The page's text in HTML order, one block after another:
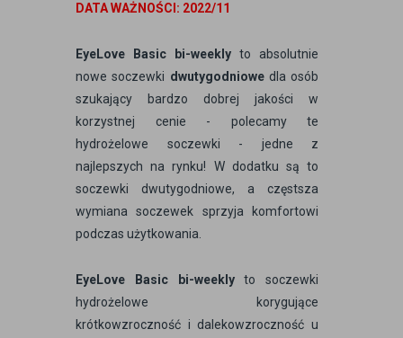
DATA WAŻNOŚCI: 2022/11
EyeLove Basic bi-weekly to absolutnie
nowe soczewki dwutygodniowe dla osób
szukający bardzo dobrej jakości w
korzystnej cenie - polecamy te
hydrożelowe soczewki - jedne z
najlepszych na rynku! W dodatku są to
soczewki dwutygodniowe, a częstsza
wymiana soczewek sprzyja komfortowi
podczas użytkowania.
EyeLove Basic bi-weeklyto soczewki
hydrożelowe korygujące
krótkowzroczność i dalekowzroczność u